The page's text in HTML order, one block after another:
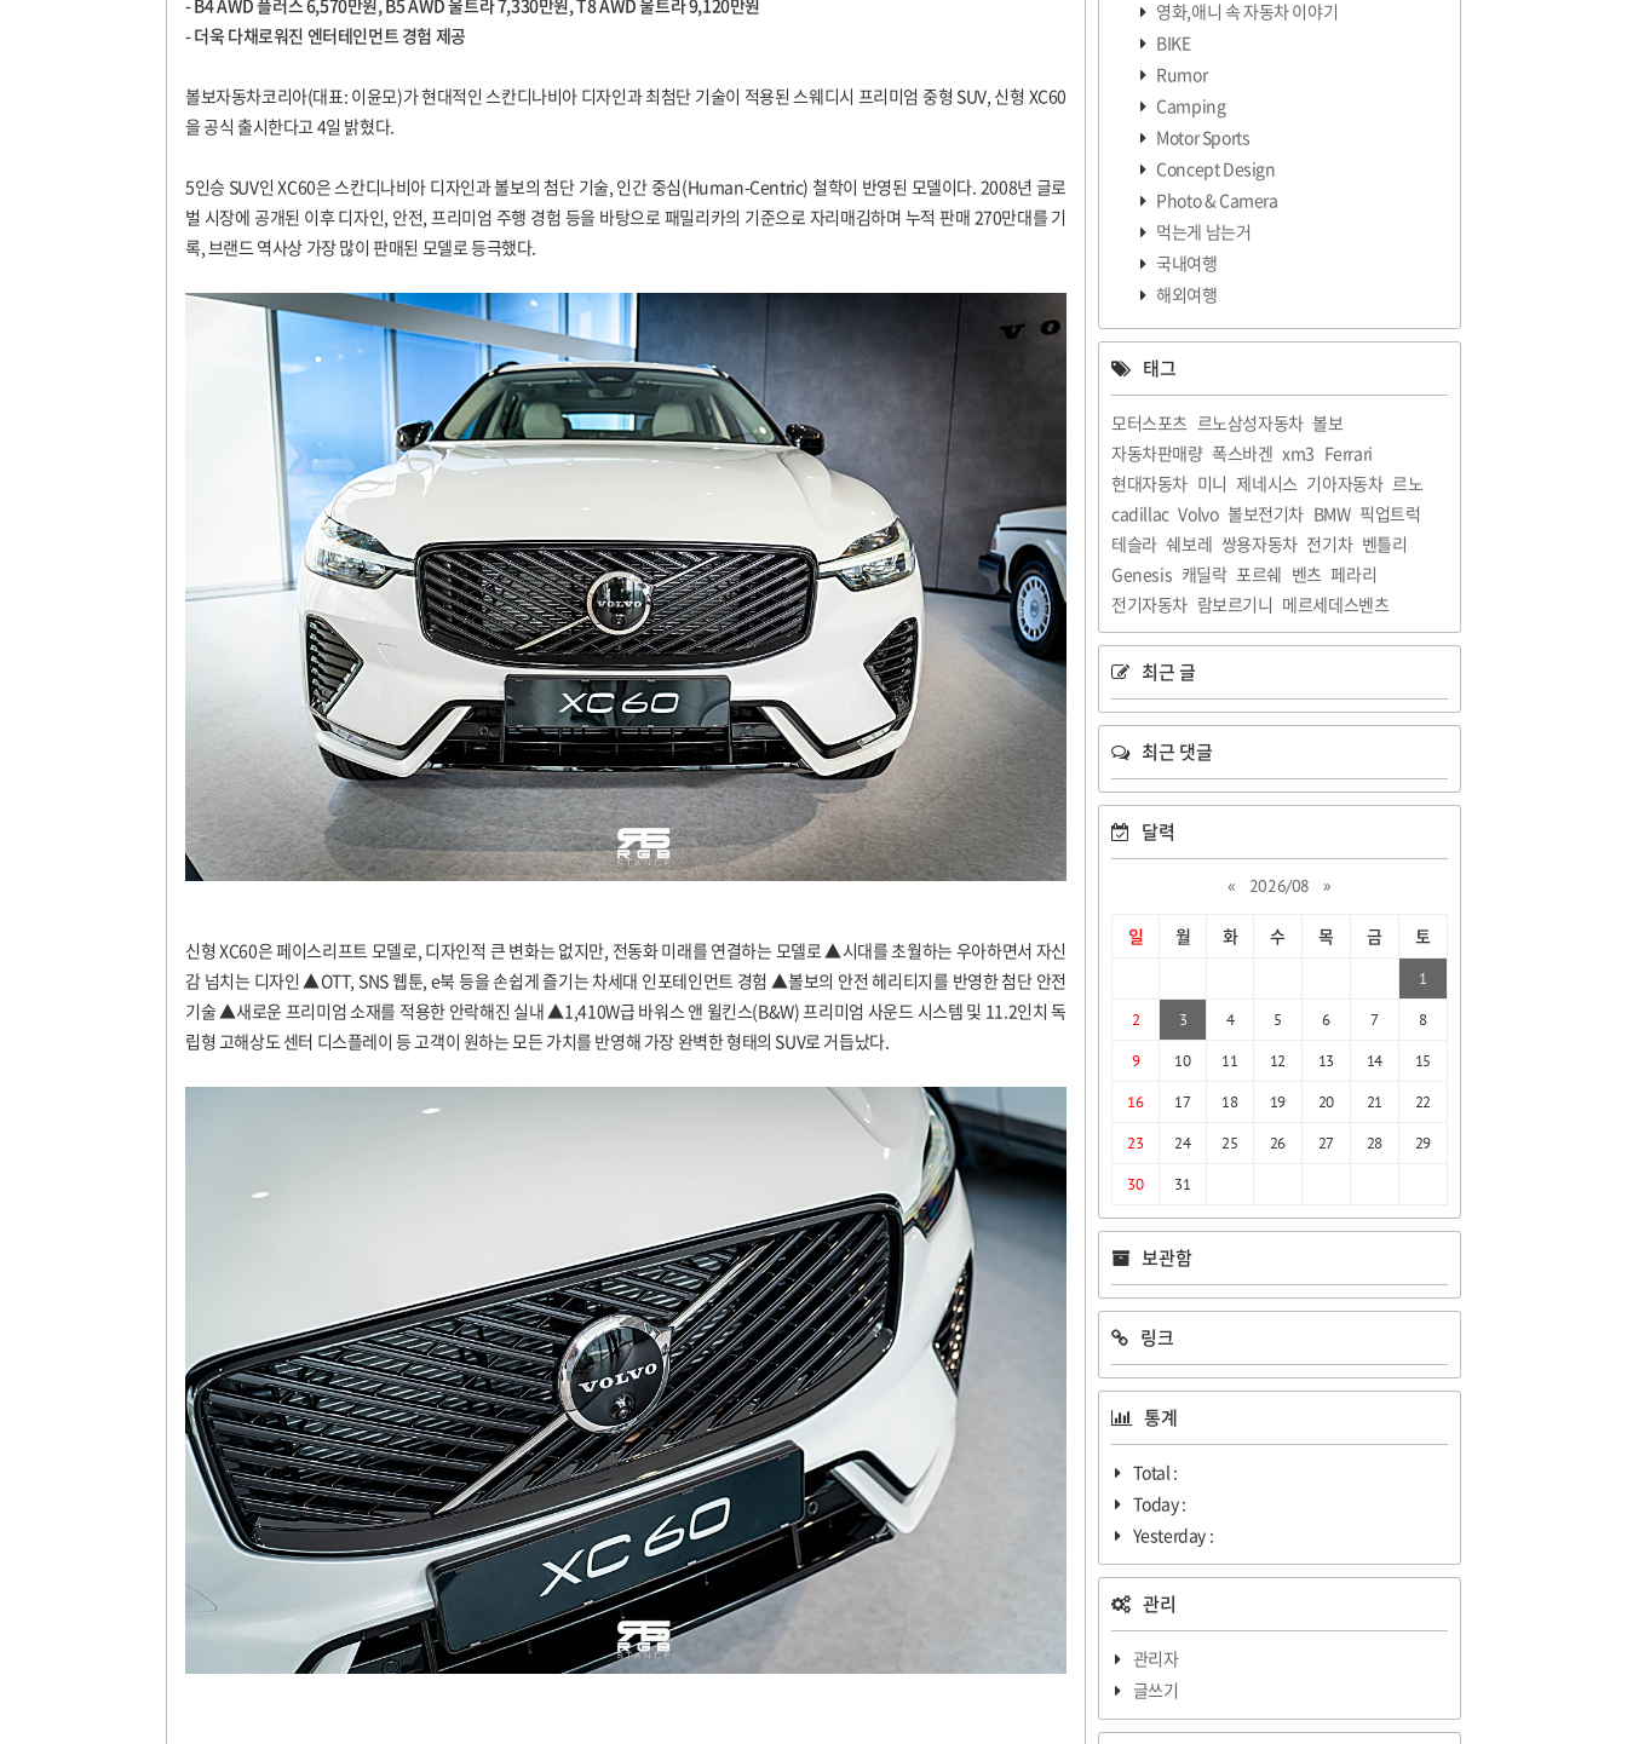
- B4 AWD 플러스 6,570만원, B5 AWD 울트라 7,330만원, T8 AWD 울트라 9,120만원
- 더욱 다채로워진 엔터테인먼트 경험 제공
볼보자동차코리아(대표: 이윤모)가 현대적인 스칸디나비아 디자인과 최첨단 기술이 적용된 스웨디시 프리미엄 중형 SUV, 신형 XC60
을 공식 출시한다고 4일 밝혔다.
5인승 SUV인 XC60은 스칸디나비아 디자인과 볼보의 첨단 기술, 인간 중심(Human-Centric) 철학이 반영된 모델이다. 2008년 글로
벌 시장에 공개된 이후 디자인, 안전, 프리미엄 주행 경험 등을 바탕으로 패밀리카의 기준으로 자리매김하며 누적 판매 270만대를 기
록, 브랜드 역사상 가장 많이 판매된 모델로 등극했다.
신형 XC60은 페이스리프트 모델로, 디자인적 큰 변화는 없지만, 전동화 미래를 연결하는 모델로 ▲시대를 초월하는 우아하면서 자신
감 넘치는 디자인 ▲OTT, SNS 웹툰, e북 등을 손쉽게 즐기는 차세대 인포테인먼트 경험 ▲볼보의 안전 헤리티지를 반영한 첨단 안전
기술 ▲새로운 프리미엄 소재를 적용한 안락해진 실내 ▲1,410W급 바워스 앤 윌킨스(B&W) 프리미엄 사운드 시스템 및 11.2인치 독
립형 고해상도 센터 디스플레이 등 고객이 원하는 모든 가치를 반영해 가장 완벽한 형태의 SUV로 거듭났다.
영화,애니 속 자동차 이야기
BIKE
Rumor
Camping
Motor Sports
Concept Design
Photo & Camera
먹는게 남는거
국내여행
해외여행
태그
모터스포츠 르노삼성자동차 볼보
자동차판매량 폭스바겐 xm3 Ferrari
현대자동차 미니 제네시스 기아자동차 르노
cadillac Volvo 볼보전기차 BMW 픽업트럭
테슬라 쉐보레 쌍용자동차 전기차 벤틀리
Genesis 캐딜락 포르쉐 벤츠 페라리
전기자동차 람보르기니 메르세데스벤츠
최근 글
최근 댓글
달력
« 2026/08 »
일 월 화 수 목 금 토
1
2
3 4 5 6 7
8
9
10 11 12 13 14
15
16
17 18 19 20 21
22
23
24 25 26 27 28
29
30
31
보관함
링크
통계
Total :
Today :
Yesterday :
관리
관리자
글쓰기